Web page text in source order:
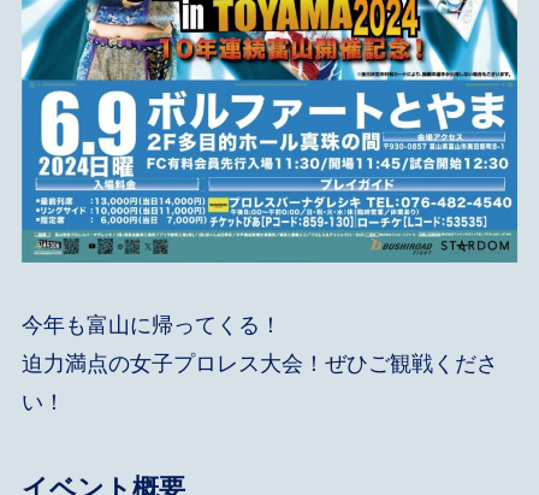
今年も富山に帰ってくる！
迫力満点の女子プロレス大会！ぜひご観戦くださ
い！
イベント概要